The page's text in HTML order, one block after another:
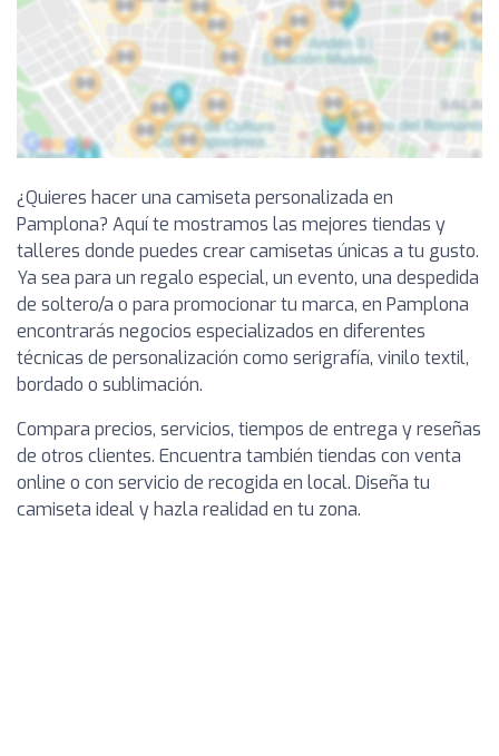
¿Quieres hacer una camiseta personalizada en
Pamplona? Aquí te mostramos las mejores tiendas y
talleres donde puedes crear camisetas únicas a tu gusto.
Ya sea para un regalo especial, un evento, una despedida
de soltero/a o para promocionar tu marca, en Pamplona
encontrarás negocios especializados en diferentes
técnicas de personalización como serigrafía, vinilo textil,
bordado o sublimación.
Compara precios, servicios, tiempos de entrega y reseñas
de otros clientes. Encuentra también tiendas con venta
online o con servicio de recogida en local. Diseña tu
camiseta ideal y hazla realidad en tu zona.